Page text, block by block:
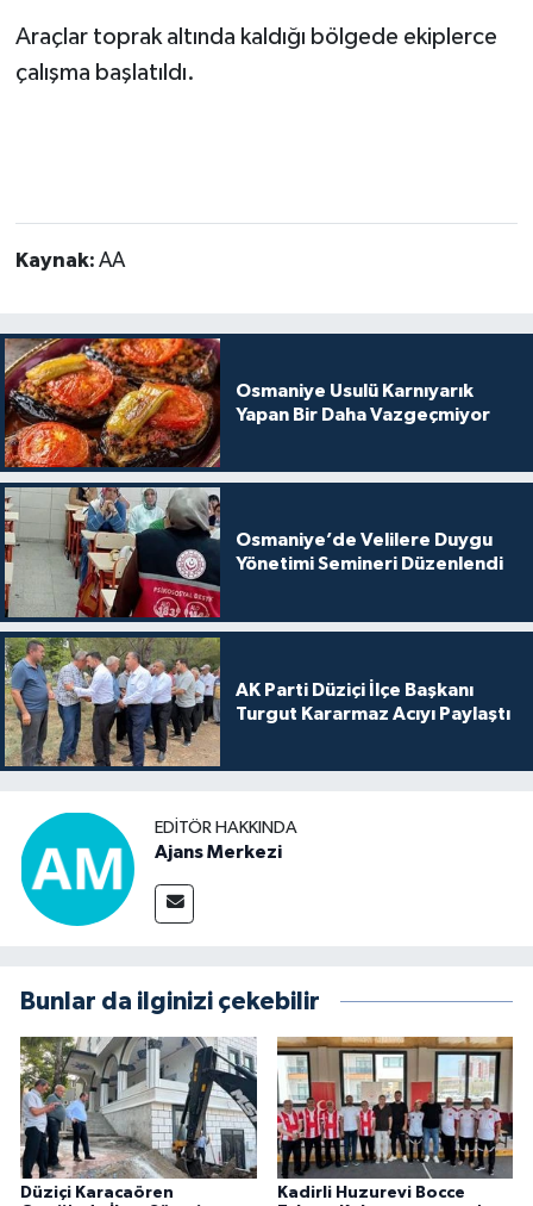
Araçlar toprak altında kaldığı bölgede ekiplerce
çalışma başlatıldı.
Kaynak: AA
Osmaniye Usulü Karnıyarık
Yapan Bir Daha Vazgeçmiyor
Osmaniye’de Velilere Duygu
Yönetimi Semineri Düzenlendi
AK Parti Düziçi İlçe Başkanı
Turgut Kararmaz Acıyı Paylaştı
EDITÖR HAKKINDA
Ajans Merkezi
Bunlar da ilginizi çekebilir
Düziçi Karacaören
Kadirli Huzurevi Bocce